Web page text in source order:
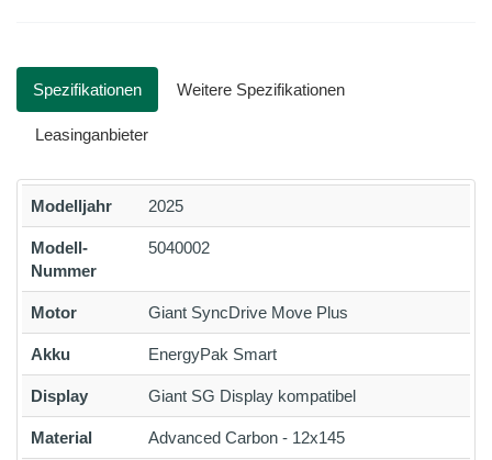
Spezifikationen Weitere Spezifikationen
Leasinganbieter
Modelljahr 2025
Modell-
Nummer
5040002
Motor Giant SyncDrive Move Plus
Akku EnergyPak Smart
Display Giant SG Display kompatibel
Material Advanced Carbon - 12x145